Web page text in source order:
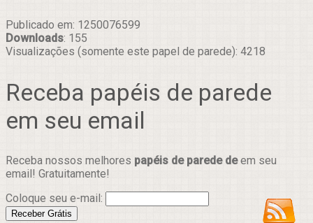
Publicado em: 1250076599
Downloads: 155
Visualizações (somente este papel de parede): 4218
Receba papéis de parede
em seu email
Receba nossos melhores papéis de parede deem seu
email! Gratuitamente!
Coloque seu e-mail: